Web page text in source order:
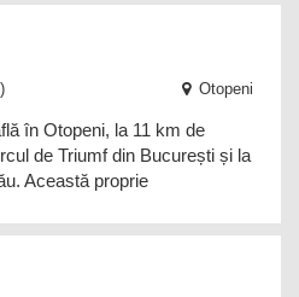
Otopeni
în Otopeni, la 11 km de
de Triumf din București și la
Această proprie